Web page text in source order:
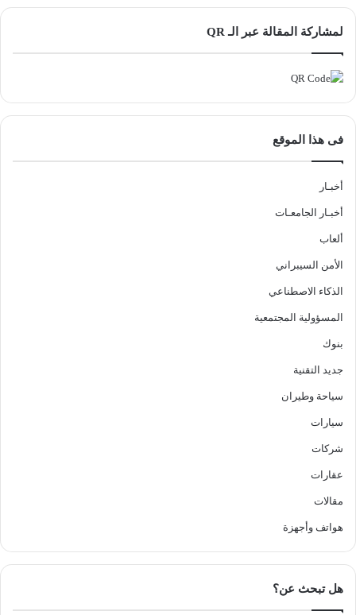
لمشاركة المقالة عبر الـ QR
فى هذا الموقع
أخبـار
أخبـار الجامعـات
ألعاب
الأمن السيبراني
الذكاء الاصطناعي
المسؤولية المجتمعية
بنوك
جديد التقنية
سياحة وطيران
سيارات
شركات
عقارات
مقالات
هواتف وأجهزة
هل تبحث عن؟